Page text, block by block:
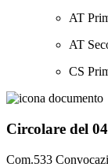
AT
AT
CS
Circolare del
Com.533